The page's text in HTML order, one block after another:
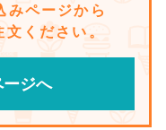
ページから
ください。
ジへ